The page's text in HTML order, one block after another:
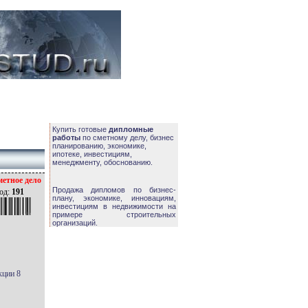
дело
191
8
Купить готовые дипломные
работы по сметному делу, бизнес
планированию, экономике,
ипотеке, инвестициям,
менеджменту, обоснованию.
Продажа дипломов по бизнес-
плану, экономике, инновациям,
инвестициям в недвижимости на
примере строительных
организаций.